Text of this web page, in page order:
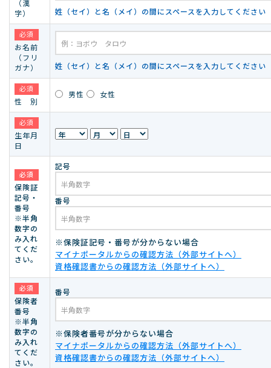
（漢
字）
姓（セイ）と名（メイ）の間にスペースを入力してください
必須
お名前
（フリ
ガナ）
姓（セイ）と名（メイ）の間にスペースを入力してください
必須
性 別
男性 女性
必須
生年月
日
必須
保険証
記号・
番号
※半角
数字の
み入れ
てくだ
さい。
記号
番号
※保険証記号・番号が分からない場合
マイナポータルからの確認方法（外部サイトへ）
資格確認書からの確認方法（外部サイトへ）
必須
保険者
番号
※半角
数字の
み入れ
てくだ
さい。
番号
※保険者番号が分からない場合
マイナポータルからの確認方法（外部サイトへ）
資格確認書からの確認方法（外部サイトへ）